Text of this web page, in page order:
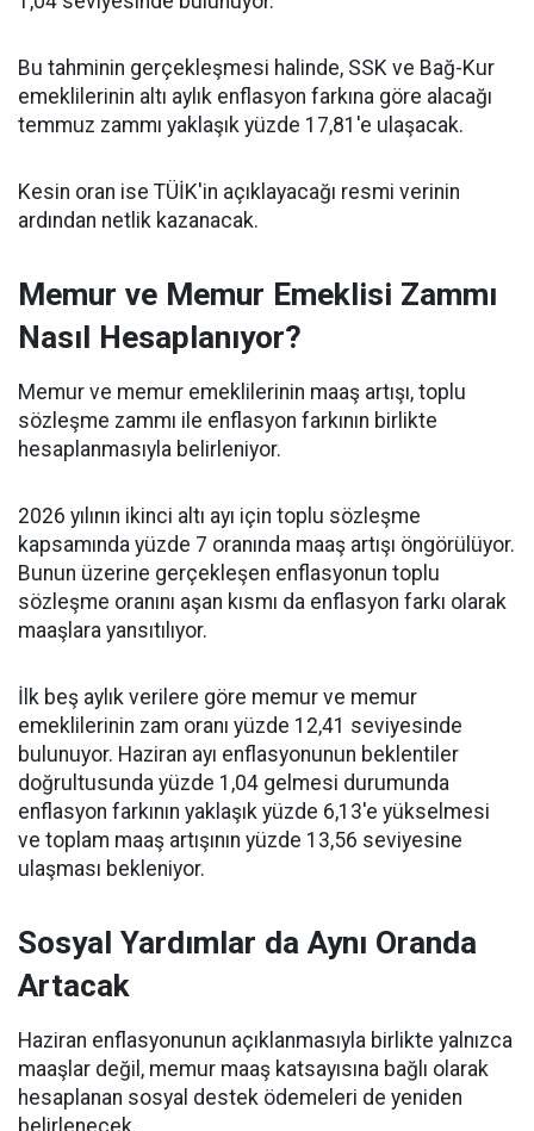
Bu tahminin gerçekleşmesi halinde, SSK ve Bağ-Kur
emeklilerinin altı aylık enflasyon farkına göre alacağı
temmuz zammı yaklaşık yüzde 17,81'e ulaşacak.
Kesin oran ise TÜİK'in açıklayacağı resmi verinin
ardından netlik kazanacak.
Memur ve Memur Emeklisi Zammı
Nasıl Hesaplanıyor?
Memur ve memur emeklilerinin maaş artışı, toplu
sözleşme zammı ile enflasyon farkının birlikte
hesaplanmasıyla belirleniyor.
2026 yılının ikinci altı ayı için toplu sözleşme
kapsamında yüzde 7 oranında maaş artışı öngörülüyor.
Bunun üzerine gerçekleşen enflasyonun toplu
sözleşme oranını aşan kısmı da enflasyon farkı olarak
maaşlara yansıtılıyor.
İlk beş aylık verilere göre memur ve memur
emeklilerinin zam oranı yüzde 12,41 seviyesinde
bulunuyor. Haziran ayı enflasyonunun beklentiler
doğrultusunda yüzde 1,04 gelmesi durumunda
enflasyon farkının yaklaşık yüzde 6,13'e yükselmesi
ve toplam maaş artışının yüzde 13,56 seviyesine
ulaşması bekleniyor.
Sosyal Yardımlar da Aynı Oranda
Artacak
Haziran enflasyonunun açıklanmasıyla birlikte yalnızca
maaşlar değil, memur maaş katsayısına bağlı olarak
hesaplanan sosyal destek ödemeleri de yeniden
belirlenecek.